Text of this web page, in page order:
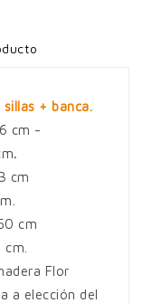
+ banca.
cm -
.
cm
cm
Flor
a elección del